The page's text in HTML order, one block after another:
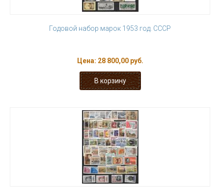
Годовой набор марок 1953 год. СССР
Цена: 28 800,00 руб.